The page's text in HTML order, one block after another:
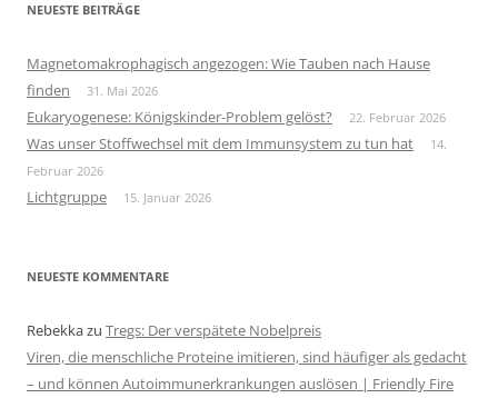
NEUESTE BEITRÄGE
Magnetomakrophagisch angezogen: Wie Tauben nach Hause
finden
31. Mai 2026
Eukaryogenese: Königskinder-Problem gelöst? 22. Februar 2026
Was unser Stoffwechsel mit dem Immunsystem zu tun hat
14.
Februar 2026
Lichtgruppe 15. Januar 2026
NEUESTE KOMMENTARE
Rebekkazu Tregs: Der verspätete Nobelpreis
Viren, die menschliche Proteine imitieren, sind häufiger als gedacht
– und können Autoimmunerkrankungen auslösen | Friendly Fire